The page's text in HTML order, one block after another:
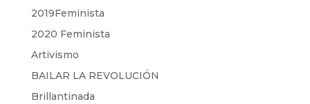
2019Feminista
2020 Feminista
Artivismo
BAILAR LA REVOLUCIÓN
Brillantinada